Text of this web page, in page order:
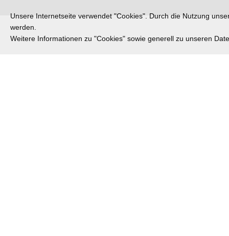
Unsere Internetseite verwendet "Cookies". Durch die Nutzung
werden.
Weitere Informationen zu "Cookies" sowie generell zu unseren